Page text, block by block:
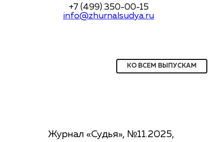
+7 (499) 350-00-15
info@zhurnalsudya.ru
КО ВСЕМ ВЫПУСКАМ
Журнал «Судья», №11.2025,